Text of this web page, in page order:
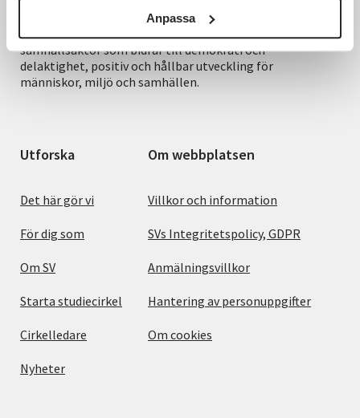
Anpassa
Hela Sveriges studieförbund - Vi är en central
samhällsaktör som bidrar till demokrati och
delaktighet, positiv och hållbar utveckling för
människor, miljö och samhällen.
Utforska
Det här gör vi
För dig som
Om SV
Starta studiecirkel
Cirkelledare
Nyheter
Om webbplatsen
Villkor och information
SVs Integritetspolicy, GDPR
Anmälningsvillkor
Hantering av personuppgifter
Om cookies